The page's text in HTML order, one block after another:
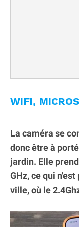
WIFI,
La caméra se
donc être à
jardin. Elle
GHz, ce qui
ville, où le